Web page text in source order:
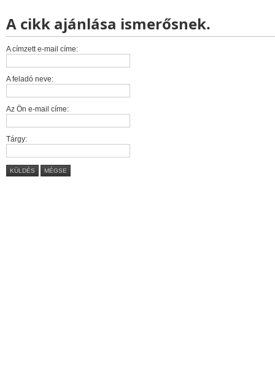
A cikk ajánlása ismerősnek.
A címzett e-mail címe:
A feladó neve:
Az Ön e-mail címe:
Tárgy:
KÜLDÉS MÉGSE